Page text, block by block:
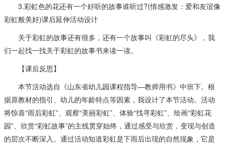
3.彩虹色的花还有一个好听的故事谁听过?(情感激发：爱和友谊像
彩虹般美好)课后延伸活动设计
关于彩虹的故事还有很多，还有一个故事叫《彩虹的尽头》，我
们一起找一找关于彩虹的故事书来读一读。
【课后反思】
本节活动选自《山东省幼儿园课程指导—教师用书》中班下。根
据原教材的指引、幼儿的年龄特点等因素，我设计了本节活动。活动
将惊喜“雨后彩虹”、观察“美丽彩虹”、体验“找寻彩虹”、绘画“彩虹花
园”、欣赏“彩虹故事”的主线贯穿始终，通过感受与欣赏，变现与创造
的层次不断深入。通过活动知道彩虹是下雨后出现的自然现象，它是